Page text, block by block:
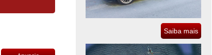
Saiba mais